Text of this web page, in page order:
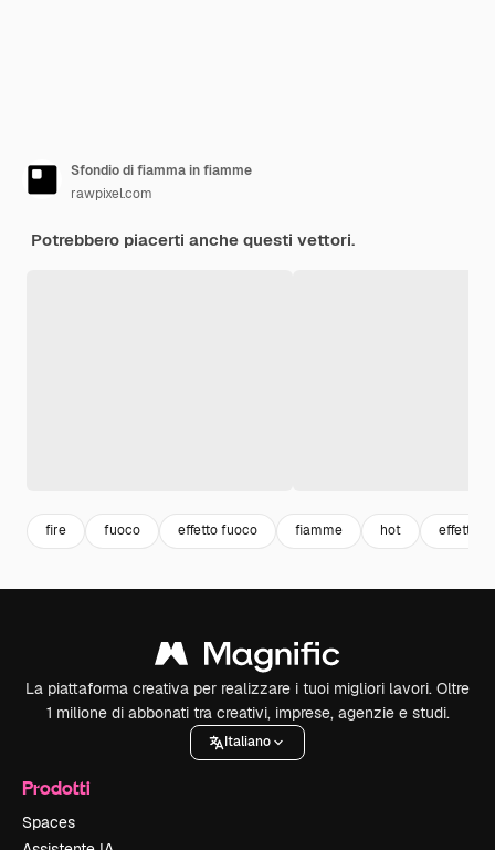
Sfondio di fiamma in fiamme
rawpixel.com
Potrebbero piacerti anche questi vettori.
fire fuoco effetto fuoco fiamme hot effetti
La piattaforma creativa per realizzare i tuoi migliori lavori. Oltre
1 milione di abbonati tra creativi, imprese, agenzie e studi.
Italiano
Prodotti
Spaces